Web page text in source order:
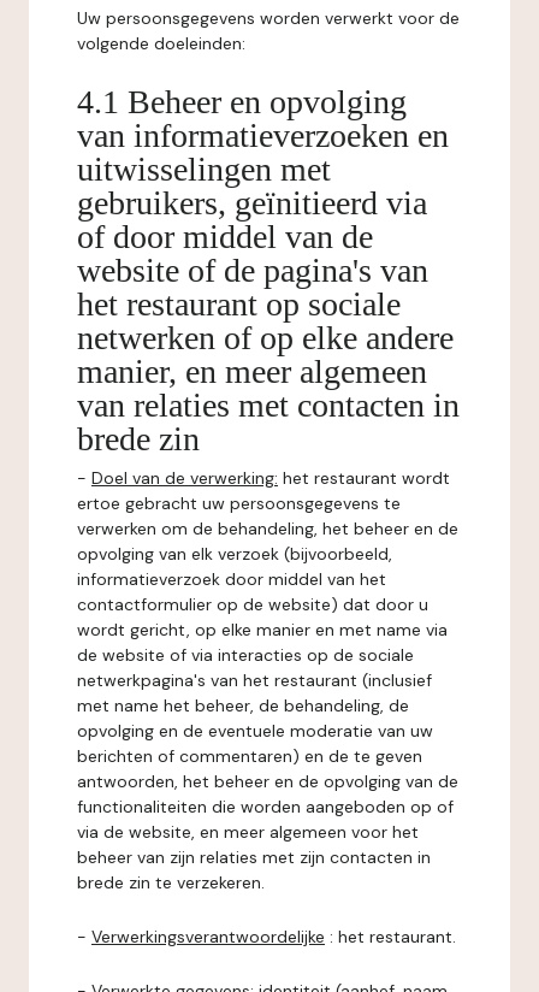
Uw persoonsgegevens worden verwerkt voor de
volgende doeleinden:
4.1 Beheer en opvolging
van informatieverzoeken en
uitwisselingen met
gebruikers, geïnitieerd via
of door middel van de
website of de pagina's van
het restaurant op sociale
netwerken of op elke andere
manier, en meer algemeen
van relaties met contacten in
brede zin
- Doel van de verwerking: het restaurant wordt
ertoe gebracht uw persoonsgegevens te
verwerken om de behandeling, het beheer en de
opvolging van elk verzoek (bijvoorbeeld,
informatieverzoek door middel van het
contactformulier op de website) dat door u
wordt gericht, op elke manier en met name via
de website of via interacties op de sociale
netwerkpagina's van het restaurant (inclusief
met name het beheer, de behandeling, de
opvolging en de eventuele moderatie van uw
berichten of commentaren) en de te geven
antwoorden, het beheer en de opvolging van de
functionaliteiten die worden aangeboden op of
via de website, en meer algemeen voor het
beheer van zijn relaties met zijn contacten in
brede zin te verzekeren.
- Verwerkingsverantwoordelijke : het restaurant.